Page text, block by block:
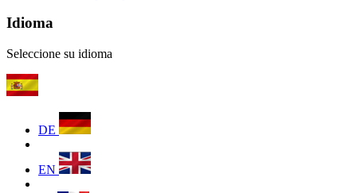
Idioma
Seleccione su idioma
DE
EN